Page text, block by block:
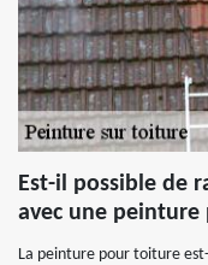
Est-il possible de
avec une
La peinture pour toiture